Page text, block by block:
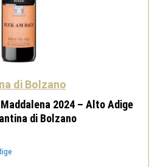
di Bolzano
2024 – Alto Adige
di Bolzano